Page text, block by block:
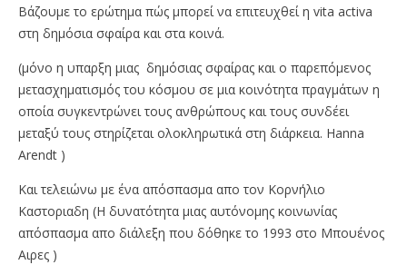
Βάζουμε το ερώτημα πώς μπορεί να επιτευχθεί η vita activa
στη δημόσια σφαίρα και στα κοινά.
(μόνο η υπαρξη μιας δημόσιας σφαίρας και ο παρεπόμενος
μετασχηματισμός του κόσμου σε μια κοινότητα πραγμάτων η
οποία συγκεντρώνει τους ανθρώπους και τους συνδέει
μεταξύ τους στηρίζεται ολοκληρωτικά στη διάρκεια. Hanna
Arendt )
Και τελειώνω με ένα απόσπασμα απο τον Κορνήλιο
Καστοριαδη (Η δυνατότητα μιας αυτόνομης κοινωνίας
απόσπασμα απο διάλεξη που δόθηκε το 1993 στο Μπουένος
Αιρες )